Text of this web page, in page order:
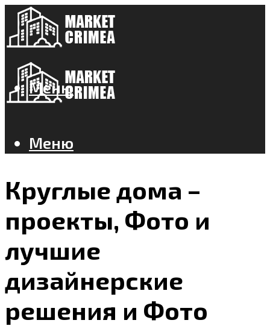
Меню
Меню
Круглые дома –
проекты, Фото и
лучшие
дизайнерские
решения и Фото